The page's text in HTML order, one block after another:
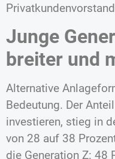
Junge
breiter und
Alternative
Bedeutung. Der
investieren, stieg in
von 28 auf 38
die Generation Z: 48